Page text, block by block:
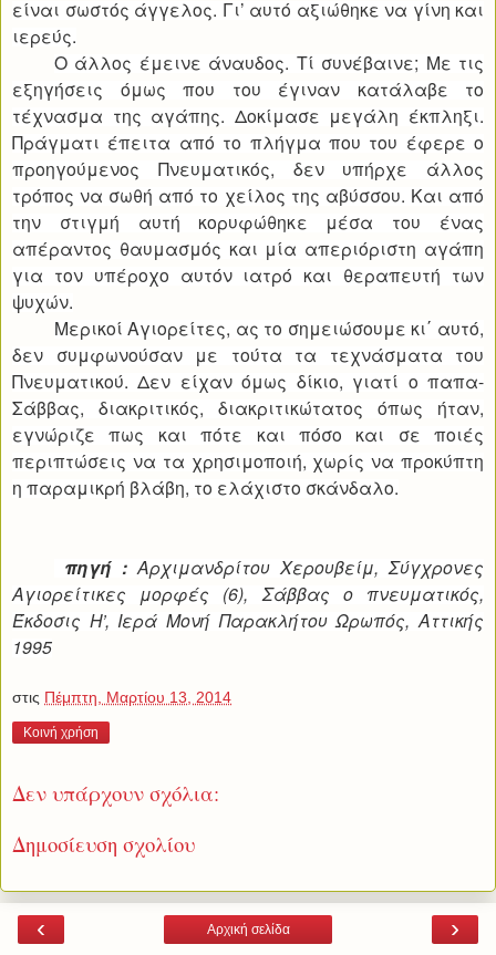
είναι σωστός άγγελος. Γι’ αυτό αξιώθηκε να γίνη και
ιερεύς.
Ο άλλος έμεινε άναυδος. Τί συνέβαινε; Με τις
εξηγήσεις όμως που του έγιναν κατάλαβε το
τέχνασμα της αγάπης. Δοκίμασε μεγάλη έκπληξι.
Πράγματι έπειτα από το πλήγμα που του έφερε ο
προηγούμενος Πνευματικός, δεν υπήρχε άλλος
τρόπος να σωθή από το χείλος της αβύσσου. Και από
την στιγμή αυτή κορυφώθηκε μέσα του ένας
απέραντος θαυμασμός και μία απεριόριστη αγάπη
για τον υπέροχο αυτόν ιατρό και θεραπευτή των
ψυχών.
Μερικοί Αγιορείτες, ας το σημειώσουμε κι΄ αυτό,
δεν συμφωνούσαν με τούτα τα τεχνάσματα του
Πνευματικού. Δεν είχαν όμως δίκιο, γιατί ο παπα-
Σάββας, διακριτικός, διακριτικώτατος όπως ήταν,
εγνώριζε πως και πότε και πόσο και σε ποιές
περιπτώσεις να τα χρησιμοποιή, χωρίς να προκύπτη
η παραμικρή βλάβη, το ελάχιστο σκάνδαλο.
πηγή :Αρχιμανδρίτου Χερουβείμ, Σύγχρονες
Αγιορείτικες μορφές (6), Σάββας ο πνευματικός,
Έκδοσις Η’, Ιερά Μονή Παρακλήτου Ωρωπός, Αττικής
1995
στις Πέμπτη, Μαρτίου 13, 2014
Κοινή χρήση
Δεν υπάρχουν σχόλια:
Δημοσίευση σχολίου
‹ ›
Αρχική σελίδα